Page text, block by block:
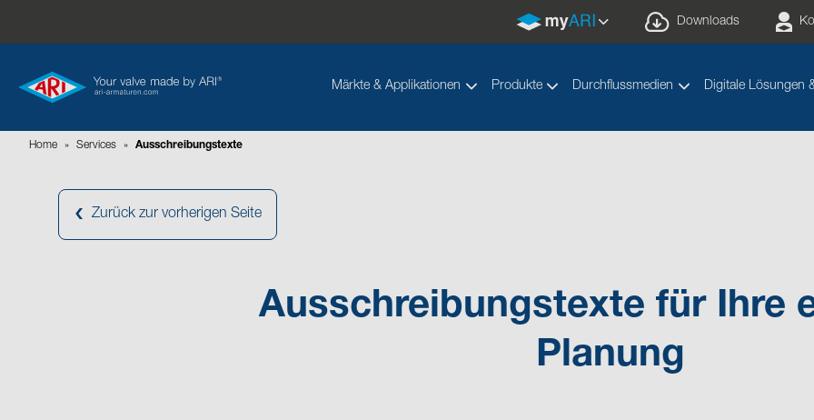
Downloads
Märkte & Applikationen Produkte Durchflussmedien Digitale Lösungen
Home » Services » Ausschreibungstexte
Zurück zur vorherigen Seite
Ausschreibungstexte für Ihre
Planung